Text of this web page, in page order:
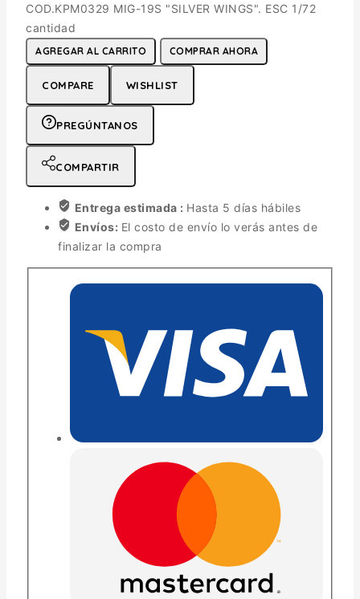
COD.KPM0329 MIG-19S "SILVER WINGS". ESC 1/72
cantidad
AGREGAR AL CARRITO COMPRAR AHORA
COMPARE WISHLIST
PREGÚNTANOS
COMPARTIR
Entrega estimada : Hasta 5 días hábiles
Envíos: El costo de envío lo verás antes de
finalizar la compra